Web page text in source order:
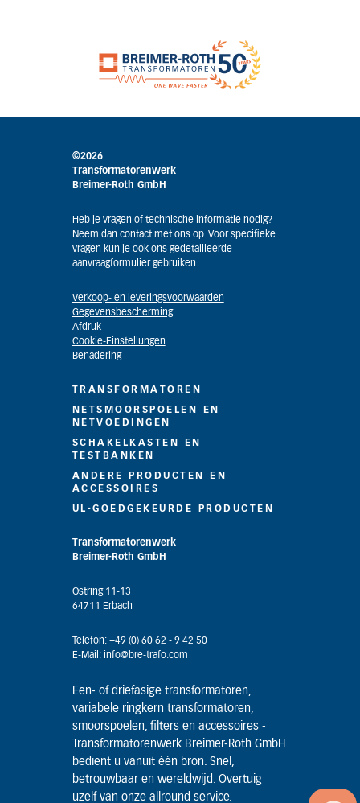
©2026
Transformatorenwerk
Breimer-Roth GmbH
Heb je vragen of technische informatie nodig?
Neem dan contact met ons op. Voor specifieke
vragen kun je ook ons gedetailleerde
aanvraagformulier gebruiken.
Verkoop- en leveringsvoorwaarden
Gegevensbescherming
Afdruk
Cookie-Einstellungen
Benadering
TRANSFORMATOREN
NETSMOORSPOELEN EN
NETVOEDINGEN
SCHAKELKASTEN EN
TESTBANKEN
ANDERE PRODUCTEN EN
ACCESSOIRES
UL-GOEDGEKEURDE PRODUCTEN
Transformatorenwerk
Breimer-Roth GmbH
Ostring 11-13
64711 Erbach
Telefon: +49 (0) 60 62 - 9 42 50
E-Mail: info@bre-trafo.com
Een- of driefasige transformatoren,
variabele ringkern transformatoren,
smoorspoelen, filters en accessoires -
Transformatorenwerk Breimer-Roth GmbH
bedient u vanuit één bron. Snel,
betrouwbaar en wereldwijd. Overtuig
uzelf van onze allround service.